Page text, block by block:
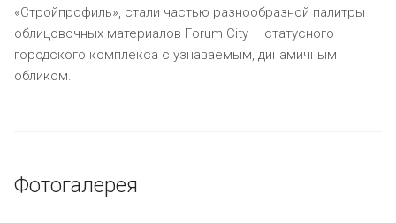
«Стройпрофиль», стали частью разнообразной палитры
облицовочных материалов Forum City – статусного
городского комплекса с узнаваемым, динамичным
обликом.
Фотогалерея